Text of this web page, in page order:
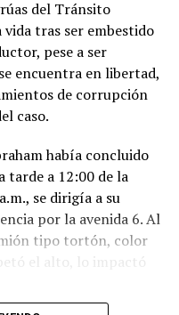
del Tránsito
tras ser embestido
pese a ser
encuentra en libertad,
de corrupción
caso.
había concluido
tarde a 12:00 de la
se dirigía a su
por la avenida 6. Al
tipo tortón, color
el alto, lo impactó